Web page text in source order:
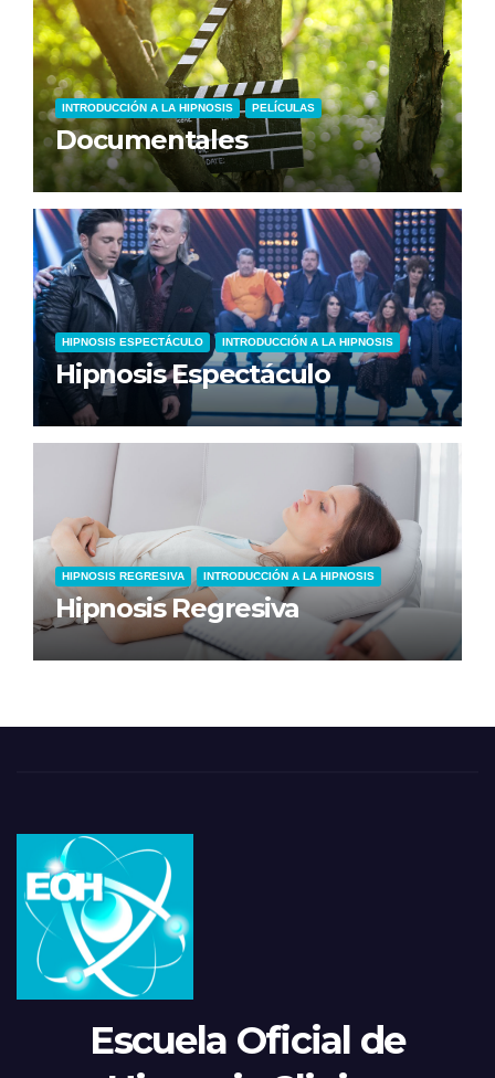
INTRODUCCIÓN A LA HIPNOSIS PELÍCULAS
Documentales
HIPNOSIS ESPECTÁCULO INTRODUCCIÓN A LA HIPNOSIS
Hipnosis Espectáculo
HIPNOSIS REGRESIVA INTRODUCCIÓN A LA HIPNOSIS
Hipnosis Regresiva
Escuela Oficial de